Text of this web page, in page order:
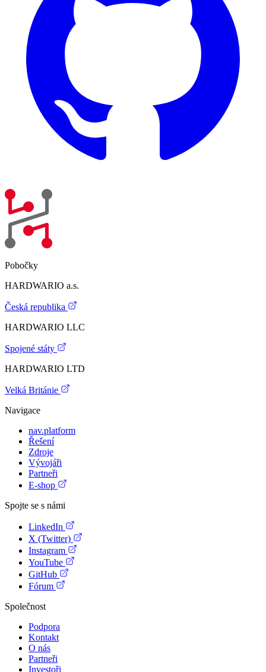
Pobočky
HARDWARIO a.s.
Česká republika
HARDWARIO LLC
Spojené státy
HARDWARIO LTD
Velká Británie
Navigace
nav.platform
Řešení
Zdroje
Vývojáři
Partneři
E-shop
Spojte se s námi
LinkedIn
X (Twitter)
Instagram
YouTube
GitHub
Fórum
Společnost
Podpora
Kontakt
O nás
Partneři
Investoři